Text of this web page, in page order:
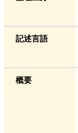
記述言語
概要